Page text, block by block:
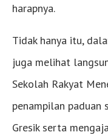
harapnya.
Tidak hanya itu,
juga melihat
Sekolah Rakyat
penampilan paduan
Gresik serta